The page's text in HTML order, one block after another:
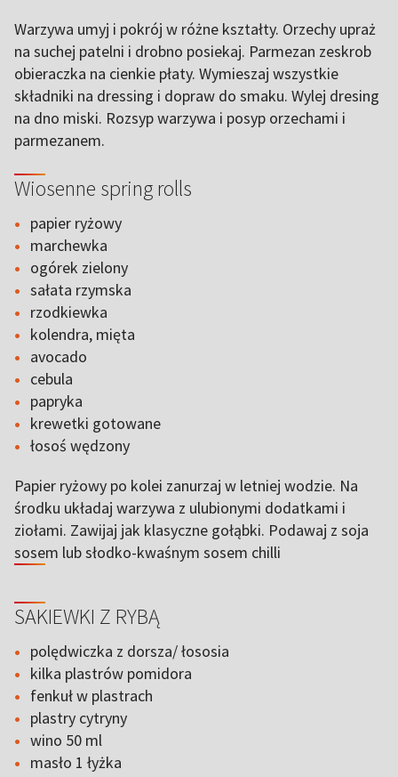
Warzywa umyj i pokrój w różne kształty. Orzechy upraż
na suchej patelni i drobno posiekaj. Parmezan zeskrob
obieraczka na cienkie płaty. Wymieszaj wszystkie
składniki na dressing i dopraw do smaku. Wylej dresing
na dno miski. Rozsyp warzywa i posyp orzechami i
parmezanem.
Wiosenne spring rolls
papier ryżowy
marchewka
ogórek zielony
sałata rzymska
rzodkiewka
kolendra, mięta
avocado
cebula
papryka
krewetki gotowane
łosoś wędzony
Papier ryżowy po kolei zanurzaj w letniej wodzie. Na
środku układaj warzywa z ulubionymi dodatkami i
ziołami. Zawijaj jak klasyczne gołąbki. Podawaj z soja
sosem lub słodko-kwaśnym sosem chilli
SAKIEWKI Z RYBĄ
polędwiczka z dorsza/ łososia
kilka plastrów pomidora
fenkuł w plastrach
plastry cytryny
wino 50 ml
masło 1 łyżka